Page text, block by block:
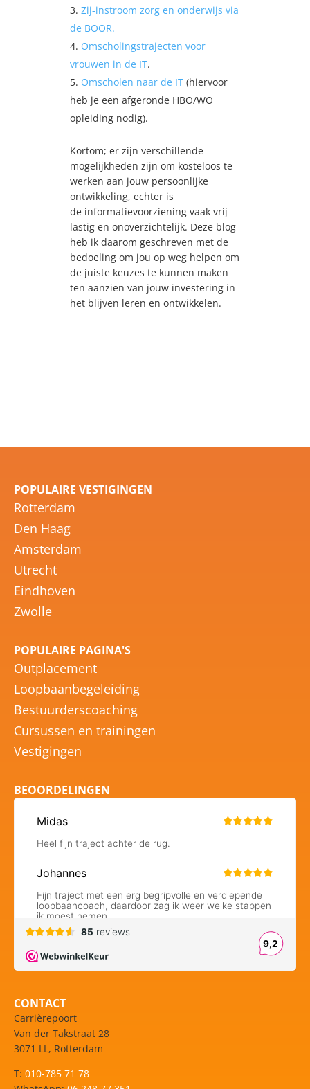
Zij-instroom zorg en onderwijs via
de BOOR.
Omscholingstrajecten voor
vrouwen in de IT.
Omscholen naar de IT (hiervoor
heb je een afgeronde HBO/WO
opleiding nodig).
Kortom; er zijn verschillende
mogelijkheden zijn om kosteloos te
werken aan jouw persoonlijke
ontwikkeling, echter is
de informatievoorziening vaak vrij
lastig en onoverzichtelijk. Deze blog
heb ik daarom geschreven met de
bedoeling om jou op weg helpen om
de juiste keuzes te kunnen maken
ten aanzien van jouw investering in
het blijven leren en ontwikkelen.
POPULAIRE VESTIGINGEN
Rotterdam
Den Haag
Amsterdam
Utrecht
Eindhoven
Zwolle
POPULAIRE PAGINA'S
Outplacement
Loopbaanbegeleiding
Bestuurderscoaching
Cursussen en trainingen
Vestigingen
BEOORDELINGEN
CONTACT
Carrièrepoort
Van der Takstraat 28
3071 LL, Rotterdam
T: 010-785 71 78